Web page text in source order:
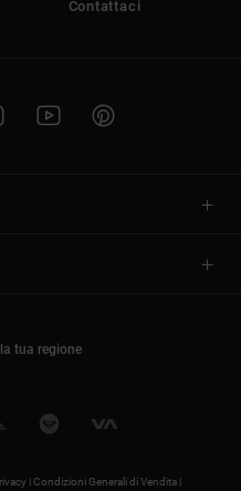
Contattaci
tua regione
| Condizioni Generali di Vendita |